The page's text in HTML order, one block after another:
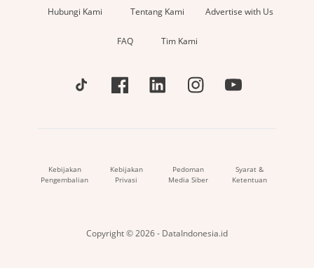
Hubungi Kami Tentang Kami Advertise with Us
FAQ Tim Kami
Kebijakan
Pengembalian
Kebijakan
Privasi
Pedoman
Media Siber
Syarat &
Ketentuan
Copyright © 2026 - DataIndonesia.id